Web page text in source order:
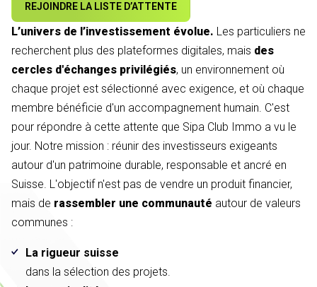
REJOINDRE LA LISTE D’ATTENTE
L’univers de l’investissement évolue. Les particuliers ne
recherchent plus des plateformes digitales, mais des
cercles d'échanges privilégiés, un environnement où
chaque projet est sélectionné avec exigence, et où chaque
membre bénéficie d'un accompagnement humain. C'est
pour répondre à cette attente que Sipa Club Immo a vu le
jour. Notre mission : réunir des investisseurs exigeants
autour d'un patrimoine durable, responsable et ancré en
Suisse. L'objectif n'est pas de vendre un produit financier,
mais de rassembler une communauté autour de valeurs
communes :
La rigueur suisse
dans la sélection des projets.